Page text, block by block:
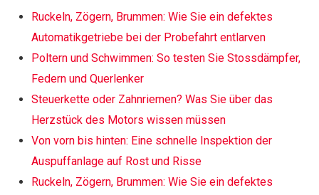
Ruckeln, Zögern, Brummen: Wie Sie ein defektes
Automatikgetriebe bei der Probefahrt entlarven
Poltern und Schwimmen: So testen Sie Stossdämpfer,
Federn und Querlenker
Steuerkette oder Zahnriemen? Was Sie über das
Herzstück des Motors wissen müssen
Von vorn bis hinten: Eine schnelle Inspektion der
Auspuffanlage auf Rost und Risse
Ruckeln, Zögern, Brummen: Wie Sie ein defektes